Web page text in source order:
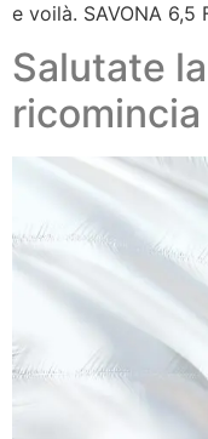
e voilà. SAVONA
Salutate